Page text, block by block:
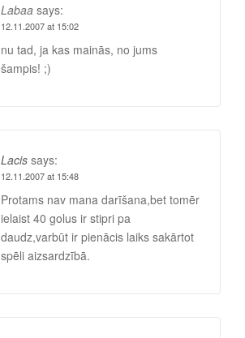
Labaa says:
12.11.2007 at 15:02
nu tad, ja kas mainās, no jums
šampis! ;)
Lacis says:
12.11.2007 at 15:48
Protams nav mana darīšana,bet tomēr
ielaist 40 golus ir stipri pa
daudz,varbūt ir pienācis laiks sakārtot
spēli aizsardzībā.